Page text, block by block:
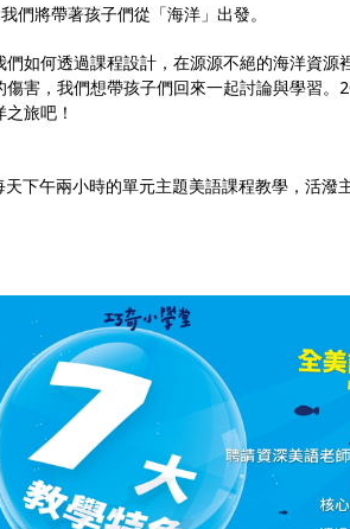
我們將帶著孩子們從「海洋」出發。
如何透過課程設計，在源源不絕的海洋資源
害，我們想帶孩子們回來一起討論與學習。
旅吧！
天下午兩小時的單元主題美語課程教學，活潑